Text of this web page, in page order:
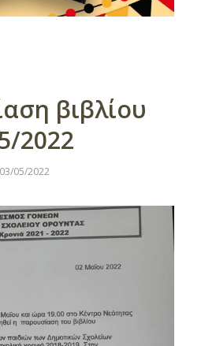
βιβλίου
2022
03/05/2022